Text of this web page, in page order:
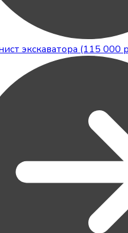
экскаватора (115 000